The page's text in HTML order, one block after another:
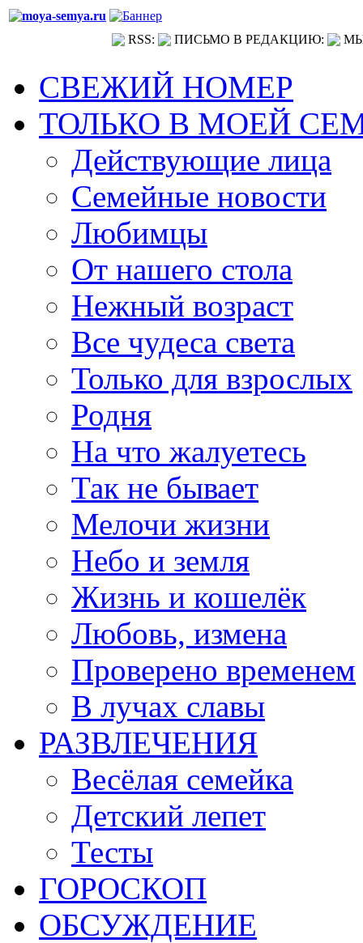
RSS: ПИСЬМО В РЕДАКЦИЮ:
СВЕЖИЙ НОМЕР
ТОЛЬКО В МОЕЙ
Действующие лица
Семейные новости
Любимцы
От нашего стола
Нежный возраст
Все чудеса света
Только для взрослых
Родня
На что жалуетесь
Так не бывает
Мелочи жизни
Небо и земля
Жизнь и кошелёк
Любовь, измена
Проверено временем
В лучах славы
РАЗВЛЕЧЕНИЯ
Весёлая семейка
Детский лепет
Тесты
ГОРОСКОП
ОБСУЖДЕНИЕ